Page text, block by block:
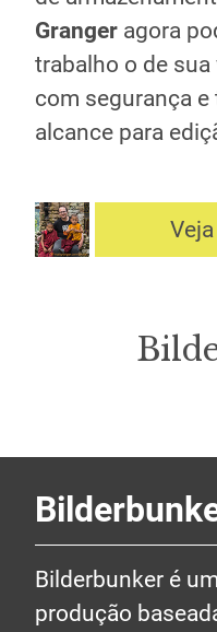
Granger agora
trabalho o de sua
com segurança
alcance para
Bilderbunker é
produção